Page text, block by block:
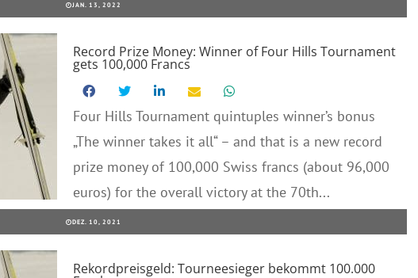
JAN. 13, 2022
Record Prize Money: Winner of Four Hills Tournament
gets 100,000 Francs
Four Hills Tournament quintuples winner’s bonus
„The winner takes it all“ – and that is a new record
prize money of 100,000 Swiss francs (about 96,000
euros) for the overall victory at the 70th...
DEZ. 10, 2021
Rekordpreisgeld: Tourneesieger bekommt 100.000